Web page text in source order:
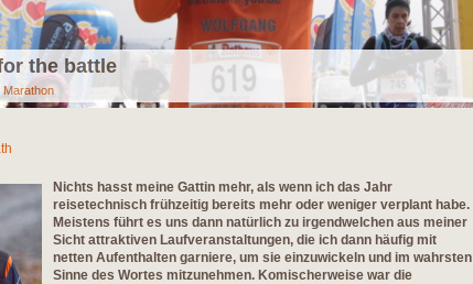
the battle
Marathon
Nichts hasst meine Gattin mehr, als wenn ich das Jahr
reisetechnisch frühzeitig bereits mehr oder weniger verplant habe.
Meistens führt es uns dann natürlich zu irgendwelchen aus meiner
Sicht attraktiven Laufveranstaltungen, die ich dann häufig mit
netten Aufenthalten garniere, um sie einzuwickeln und im wahrsten
Sinne des Wortes mitzunehmen. Komischerweise war die